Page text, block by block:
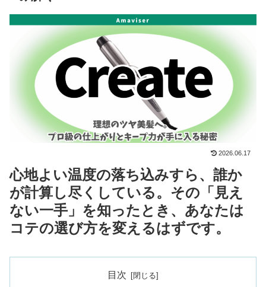
2026.06.17
心地よい温度の落ち込みすら、誰か
が計算し尽くしている。その「見え
ない一手」を知ったとき、あなたは
コテの選び方を変えるはずです。
目次